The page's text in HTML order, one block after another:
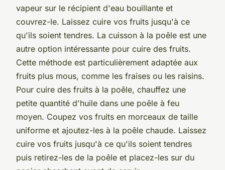
vapeur sur le récipient d'eau bouillante et
couvrez-le. Laissez cuire vos fruits jusqu'à ce
qu'ils soient tendres. La cuisson à la poêle est une
autre option intéressante pour cuire des fruits.
Cette méthode est particulièrement adaptée aux
fruits plus mous, comme les fraises ou les raisins.
Pour cuire des fruits à la poêle, chauffez une
petite quantité d'huile dans une poêle à feu
moyen. Coupez vos fruits en morceaux de taille
uniforme et ajoutez-les à la poêle chaude. Laissez
cuire vos fruits jusqu'à ce qu'ils soient tendres
puis retirez-les de la poêle et placez-les sur du